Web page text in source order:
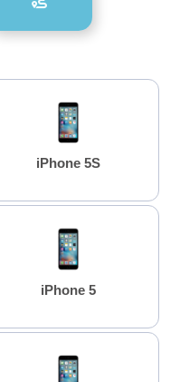
iPhone 5S
iPhone 5